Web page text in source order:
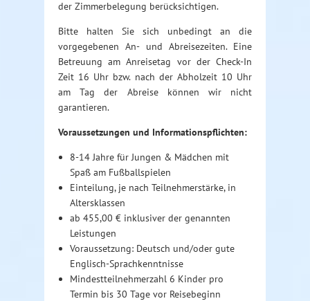
der Zimmerbelegung berücksichtigen.
Bitte halten Sie sich unbedingt an die
vorgegebenen An- und Abreisezeiten. Eine
Betreuung am Anreisetag vor der Check-In
Zeit 16 Uhr bzw. nach der Abholzeit 10 Uhr
am Tag der Abreise können wir nicht
garantieren.
Voraussetzungen und Informationspflichten:
8-14 Jahre für Jungen & Mädchen mit
Spaß am Fußballspielen
Einteilung, je nach Teilnehmerstärke, in
Altersklassen
ab 455,00 € inklusiver der genannten
Leistungen
Voraussetzung: Deutsch und/oder gute
Englisch-Sprachkenntnisse
Mindestteilnehmerzahl 6 Kinder pro
Termin bis 30 Tage vor Reisebeginn